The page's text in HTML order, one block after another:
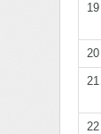
19
20
21
22